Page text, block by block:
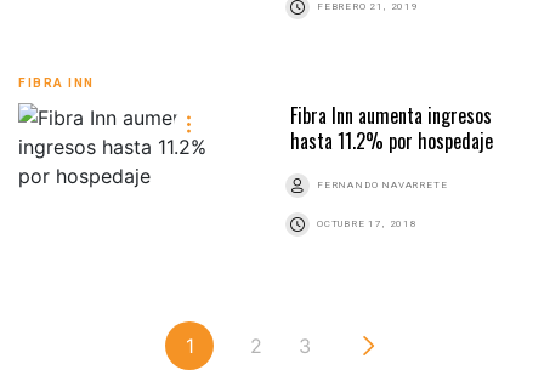
FEBRERO 21, 2019
FIBRA INN
Fibra Inn aumenta ingresos
hasta 11.2% por hospedaje
FERNANDO NAVARRETE
OCTUBRE 17, 2018
1 2 3